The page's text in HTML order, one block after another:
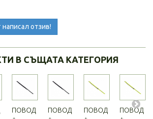
отзив!
В СЪЩАТА КАТЕГОРИЯ
ПОВОД
ПОВОД
ПОВОД
ПОВОД